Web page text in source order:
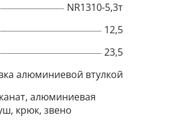
NR1310-5,3т
12,5
23,5
алюминиевой втулкой
алюминиевая
крюк, звено
Title
Popup Content